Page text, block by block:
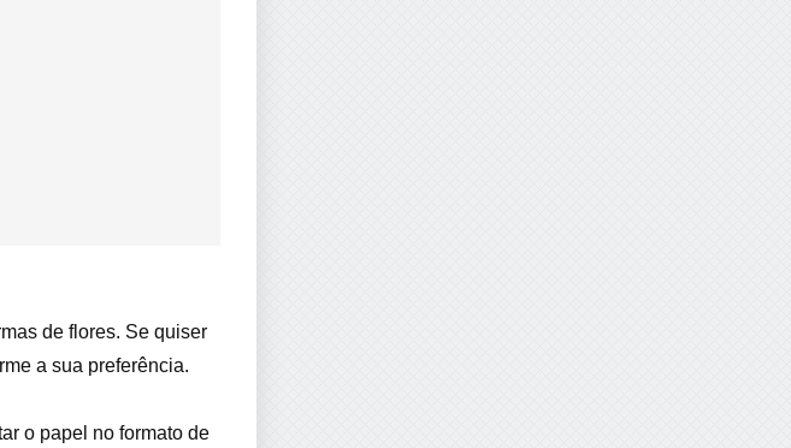
de flores. Se quiser
a sua preferência.
o papel no formato de